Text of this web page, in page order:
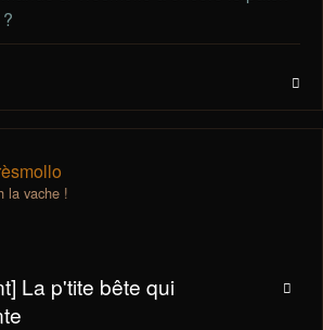
la vache !
La p'tite bête qui